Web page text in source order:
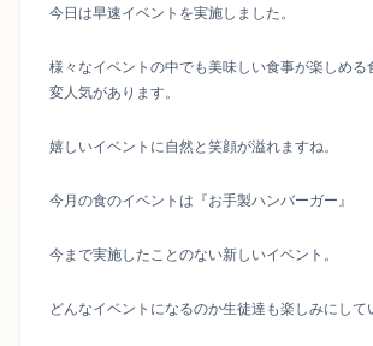
今日は早速イベントを実施しました。
様々なイベントの中でも美味しい食事が楽しめる
変人気があります。
嬉しいイベントに自然と笑顔が溢れますね。
今月の食のイベントは『お手製ハンバーガー』
今まで実施したことのない新しいイベント。
どんなイベントになるのか生徒達も楽しみにして